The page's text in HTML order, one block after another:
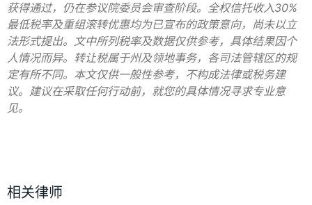
获得通过，仍在参议院委员会审查阶段。全权信托收入30%
最低税率及重组滚转优惠均为已宣布的政策意向，尚未以立
法形式提出。文中所列税率及数据仅供参考，具体结果因个
人情况而异。转让税属于州及领地事务，各司法管辖区的规
定有所不同。本文仅供一般性参考，不构成法律或税务建
议。建议在采取任何行动前，就您的具体情况寻求专业意
见。
相关律师